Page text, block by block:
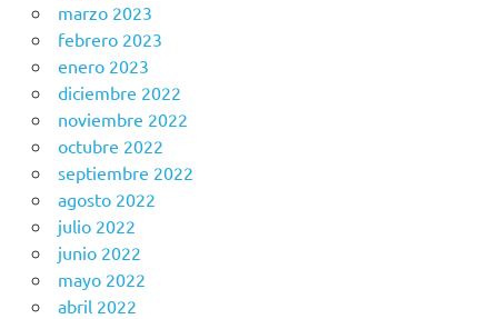
marzo 2023
febrero 2023
enero 2023
diciembre 2022
noviembre 2022
octubre 2022
septiembre 2022
agosto 2022
julio 2022
junio 2022
mayo 2022
abril 2022